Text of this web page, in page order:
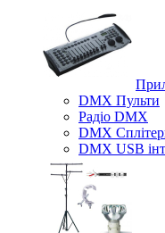
DMX Пульти
Радіо DMX
DMX
DMX USB